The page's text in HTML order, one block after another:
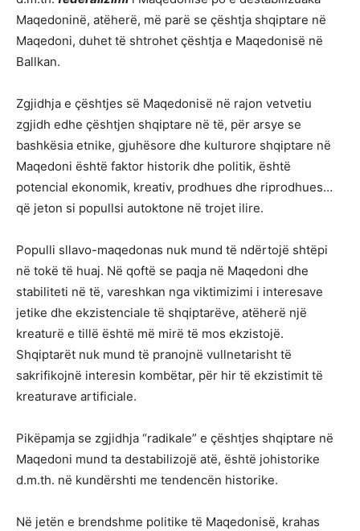
Maqedoninë, atëherë, më parë se çështja shqiptare në
Maqedoni, duhet të shtrohet çështja e Maqedonisë në
Ballkan.
Zgjidhja e çështjes së Maqedonisë në rajon vetvetiu
zgjidh edhe çështjen shqiptare në të, për arsye se
bashkësia etnike, gjuhësore dhe kulturore shqiptare në
Maqedoni është faktor historik dhe politik, është
potencial ekonomik, kreativ, prodhues dhe riprodhues…
që jeton si popullsi autoktone në trojet ilire.
Populli sllavo-maqedonas nuk mund të ndërtojë shtëpi
në tokë të huaj. Në qoftë se paqja në Maqedoni dhe
stabiliteti në të, vareshkan nga viktimizimi i interesave
jetike dhe ekzistenciale të shqiptarëve, atëherë një
kreaturë e tillë është më mirë të mos ekzistojë.
Shqiptarët nuk mund të pranojnë vullnetarisht të
sakrifikojnë interesin kombëtar, për hir të ekzistimit të
kreaturave artificiale.
Pikëpamja se zgjidhja “radikale” e çështjes shqiptare në
Maqedoni mund ta destabilizojë atë, është johistorike
d.m.th. në kundërshti me tendencën historike.
Në jetën e brendshme politike të Maqedonisë, krahas